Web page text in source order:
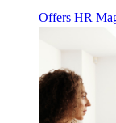
Offers HR